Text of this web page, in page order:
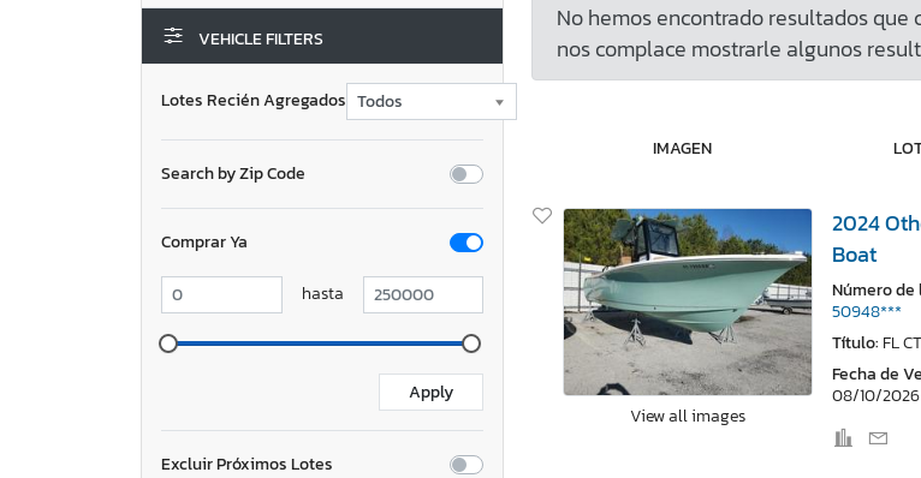
VEHICLE FILTERS
Lotes Recién Agregados
Search by Zip Code
Comprar Ya
hasta
Excluir Próximos Lotes
No hemos encontrado resultados que
nos complace mostrarle algunos
IMAGEN
View all images
2024
Boat
Número de
50948***
Título: FL CT
Fecha de
08/10/2026